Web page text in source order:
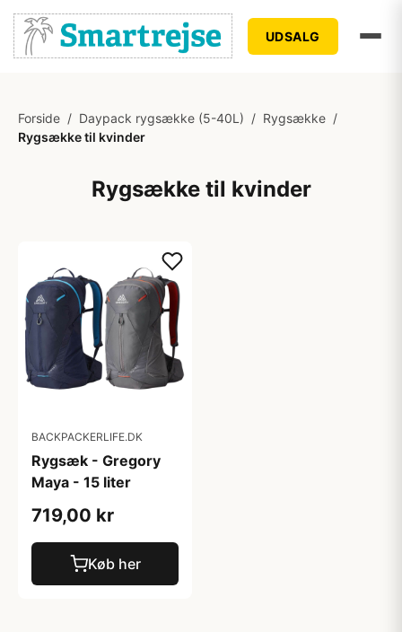
UDSALG
Forside / Daypack rygsække (5-40L) / Rygsække /
Rygsække til kvinder
Rygsække til kvinder
BACKPACKERLIFE.DK
Rygsæk - Gregory
Maya - 15 liter
719,00 kr
Køb her